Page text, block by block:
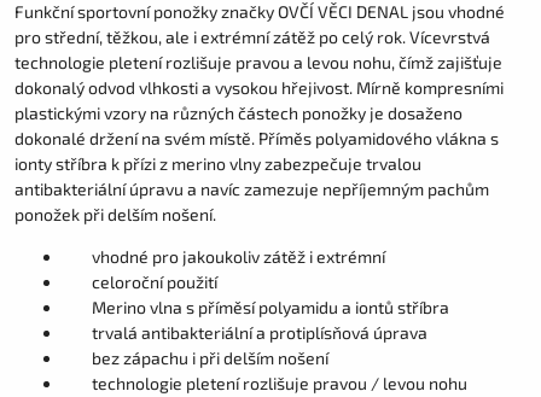
Funkční sportovní ponožky značky OVČÍ VĚCI DENAL jsou vhodné
pro střední, těžkou, ale i extrémní zátěž po celý rok. Vícevrstvá
technologie pletení rozlišuje pravou a levou nohu, čímž zajišťuje
dokonalý odvod vlhkosti a vysokou hřejivost. Mírně kompresními
plastickými vzory na různých částech ponožky je dosaženo
dokonalé držení na svém místě. Příměs polyamidového vlákna s
ionty stříbra k přízi z merino vlny zabezpečuje trvalou
antibakteriální úpravu a navíc zamezuje nepříjemným pachům
ponožek při delším nošení.
vhodné pro jakoukoliv zátěž i extrémní
celoroční použití
Merino vlna s příměsí polyamidu a iontů stříbra
trvalá antibakteriální a protiplísňová úprava
bez zápachu i při delším nošení
technologie pletení rozlišuje pravou / levou nohu